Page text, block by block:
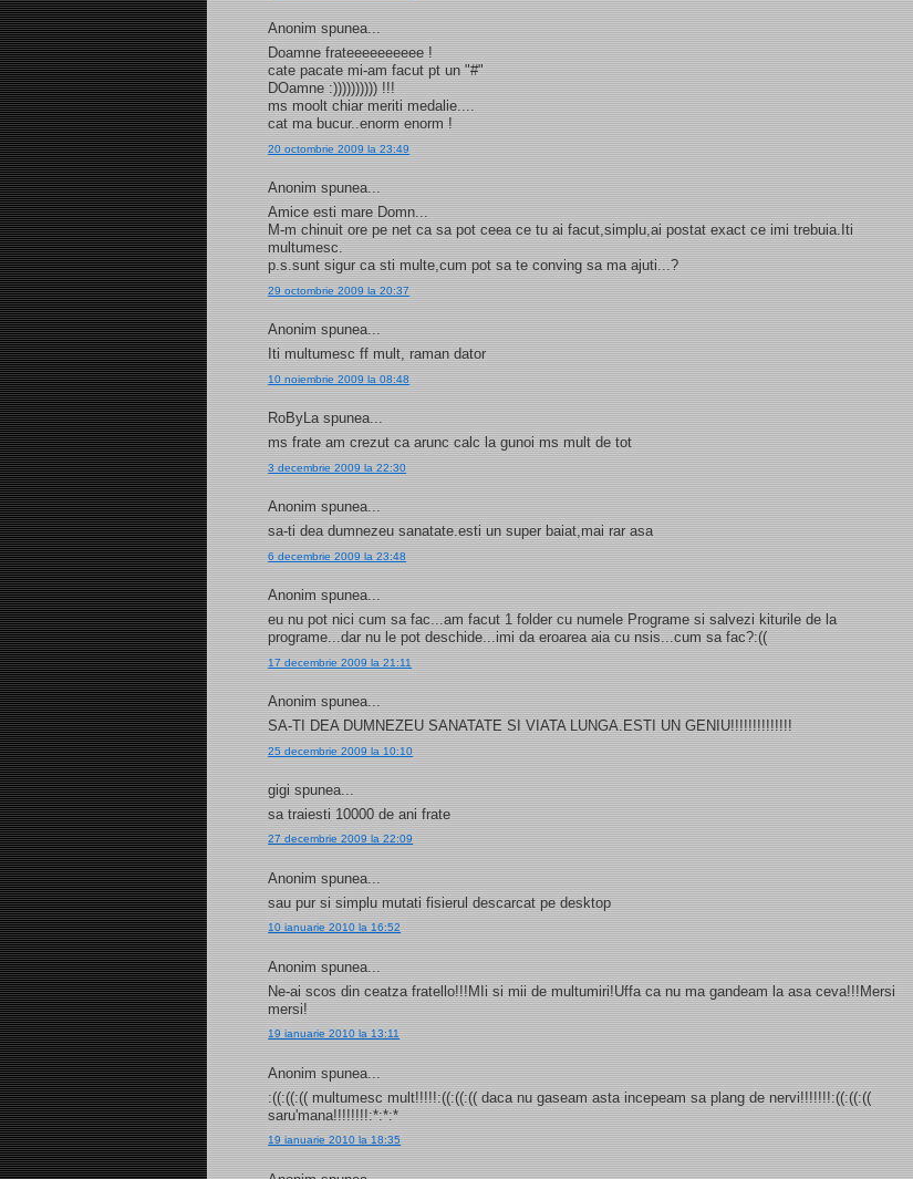
Anonim spunea...
Doamne frateeeeeeeeee !
cate pacate mi-am facut pt un "#"
DOamne :)))))))))) !!!
ms moolt chiar meriti medalie....
cat ma bucur..enorm enorm !
20 octombrie 2009 la 23:49
Anonim spunea...
Amice esti mare Domn...
M-m chinuit ore pe net ca sa pot ceea ce tu ai facut,simplu,ai postat exact ce imi trebuia.Iti
multumesc.
p.s.sunt sigur ca sti multe,cum pot sa te conving sa ma ajuti...?
29 octombrie 2009 la 20:37
Anonim spunea...
Iti multumesc ff mult, raman dator
10 noiembrie 2009 la 08:48
RoByLa spunea...
ms frate am crezut ca arunc calc la gunoi ms mult de tot
3 decembrie 2009 la 22:30
Anonim spunea...
sa-ti dea dumnezeu sanatate.esti un super baiat,mai rar asa
6 decembrie 2009 la 23:48
Anonim spunea...
eu nu pot nici cum sa fac...am facut 1 folder cu numele Programe si salvezi kiturile de la
programe...dar nu le pot deschide...imi da eroarea aia cu nsis...cum sa fac?:((
17 decembrie 2009 la 21:11
Anonim spunea...
SA-TI DEA DUMNEZEU SANATATE SI VIATA LUNGA.ESTI UN GENIU!!!!!!!!!!!!!!
25 decembrie 2009 la 10:10
gigi spunea...
sa traiesti 10000 de ani frate
27 decembrie 2009 la 22:09
Anonim spunea...
sau pur si simplu mutati fisierul descarcat pe desktop
10 ianuarie 2010 la 16:52
Anonim spunea...
Ne-ai scos din ceatza fratello!!!MIi si mii de multumiri!Uffa ca nu ma gandeam la asa ceva!!!Mersi
mersi!
19 ianuarie 2010 la 13:11
Anonim spunea...
:((:((:(( multumesc mult!!!!!:((:((:(( daca nu gaseam asta incepeam sa plang de nervi!!!!!!!:((:((:((
saru'mana!!!!!!!!:*:*:*
19 ianuarie 2010 la 18:35